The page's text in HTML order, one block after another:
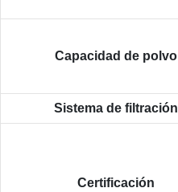
Capacidad de polvo
Sistema de filtración
Certificación